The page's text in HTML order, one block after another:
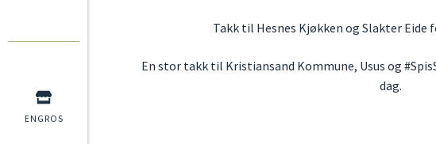
ENGROS
Takk til Hesnes Kjøkken og Slakter
En stor takk til Kristiansand Kommune, Usus og
dag.